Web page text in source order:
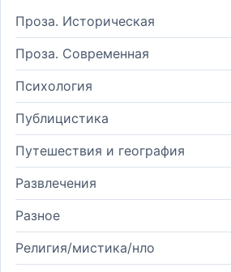
Проза. Историческая
Проза. Современная
Психология
Публицистика
Путешествия и география
Развлечения
Разное
Религия/мистика/нло